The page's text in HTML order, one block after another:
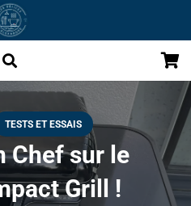
TESTS ET ESSAIS
Chef sur le
Grill !